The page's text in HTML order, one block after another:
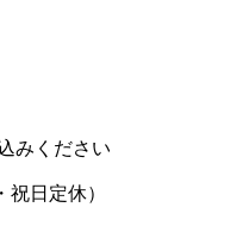
みください
日定休）